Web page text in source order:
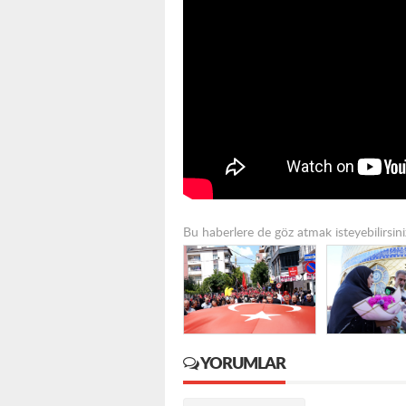
Bu haberlere de göz atmak
YORUMLAR